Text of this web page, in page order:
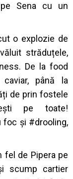
Sena cu un
o explozie de
străduțele,
De la food
caviar, până la
de prin fostele
pe toate!
și #drooling,
fel de Pipera pe
scump cartier